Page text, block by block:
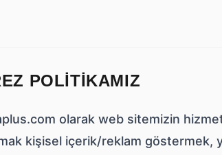
POLITIKAMIZ
olarak web sitemizin
kişisel içerik/reklam göstermek,